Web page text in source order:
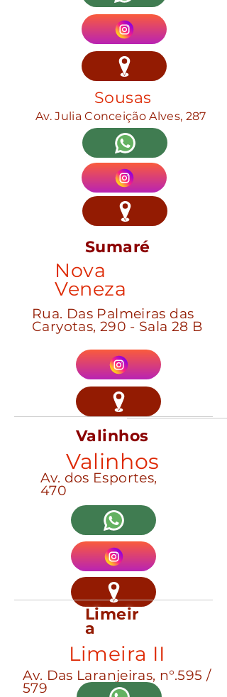
Sousas
Av. Julia Conceição Alves, 287
Sumaré
Nova
Veneza
Rua. Das Palmeiras das
Caryotas, 290 - Sala 28 B
Valinhos
Valinhos
Av. dos Esportes,
470
Limeir
a
Limeira II
Av. Das Laranjeiras, n°.595 /
579